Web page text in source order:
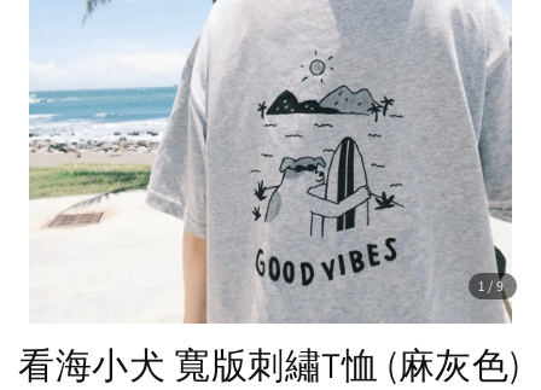
1 /9
看海小犬 寬版刺繡T恤 (麻灰色)